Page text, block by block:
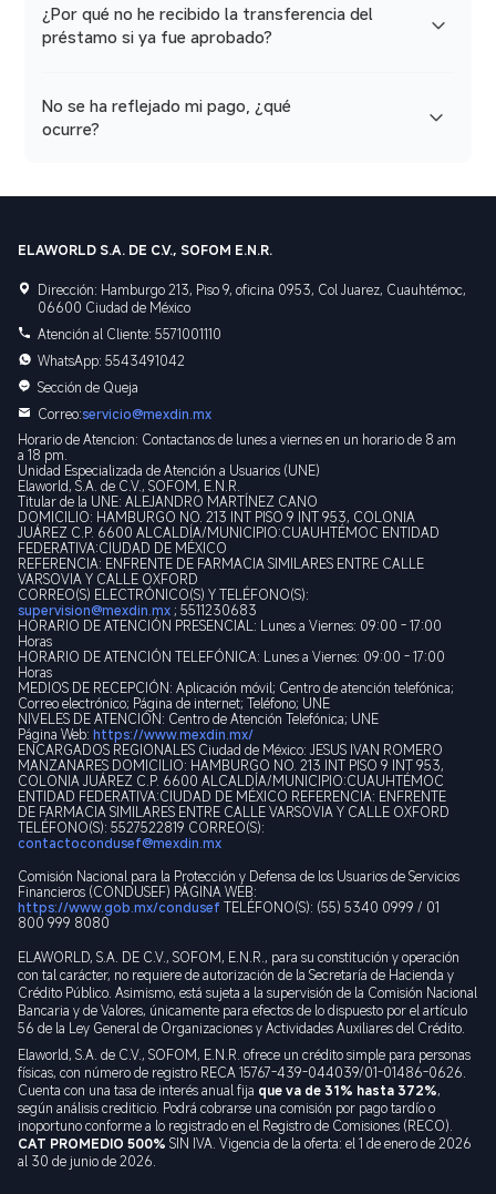
¿Por qué no he recibido la transferencia del
préstamo si ya fue aprobado?
No se ha reflejado mi pago, ¿qué
ocurre?
ELAWORLD S.A. DE C.V., SOFOM E.N.R.
Dirección: Hamburgo 213, Piso 9, oficina 0953, Col Juarez, Cuauhtémoc,
06600 Ciudad de México
Atención al Cliente: 5571001110
WhatsApp: 5543491042
Sección de Queja
Correo:servicio@mexdin.mx
Horario de Atencion: Contactanos de lunes a viernes en un horario de 8 am
a 18 pm.
Unidad Especializada de Atención a Usuarios (UNE)
Elaworld, S.A. de C.V., SOFOM, E.N.R.
Titular de la UNE: ALEJANDRO MARTÍNEZ CANO
DOMICILIO: HAMBURGO NO. 213 INT PISO 9 INT 953, COLONIA
JUÁREZ C.P. 6600 ALCALDÍA/MUNICIPIO:CUAUHTÉMOC ENTIDAD
FEDERATIVA:CIUDAD DE MÉXICO
REFERENCIA: ENFRENTE DE FARMACIA SIMILARES ENTRE CALLE
VARSOVIA Y CALLE OXFORD
CORREO(S) ELECTRÓNICO(S) Y TELÉFONO(S):
supervision@mexdin.mx ; 5511230683
HORARIO DE ATENCIÓN PRESENCIAL: Lunes a Viernes: 09:00 - 17:00
Horas
HORARIO DE ATENCIÓN TELEFÓNICA: Lunes a Viernes: 09:00 - 17:00
Horas
MEDIOS DE RECEPCIÓN: Aplicación móvil; Centro de atención telefónica;
Correo electrónico; Página de internet; Teléfono; UNE
NIVELES DE ATENCIÓN: Centro de Atención Telefónica; UNE
Página Web: https://www.mexdin.mx/
ENCARGADOS REGIONALES Ciudad de México: JESUS IVAN ROMERO
MANZANARES DOMICILIO: HAMBURGO NO. 213 INT PISO 9 INT 953,
COLONIA JUÁREZ C.P. 6600 ALCALDÍA/MUNICIPIO:CUAUHTÉMOC
ENTIDAD FEDERATIVA:CIUDAD DE MÉXICO REFERENCIA: ENFRENTE
DE FARMACIA SIMILARES ENTRE CALLE VARSOVIA Y CALLE OXFORD
TELÉFONO(S): 5527522819 CORREO(S):
contactocondusef@mexdin.mx
Comisión Nacional para la Protección y Defensa de los Usuarios de Servicios
Financieros (CONDUSEF) PÁGINA WEB:
https://www.gob.mx/condusef TELÉFONO(S): (55) 5340 0999 / 01
800 999 8080
ELAWORLD, S.A. DE C.V., SOFOM, E.N.R., para su constitución y operación
con tal carácter, no requiere de autorización de la Secretaría de Hacienda y
Crédito Público. Asimismo, está sujeta a la supervisión de la Comisión Nacional
Bancaria y de Valores, únicamente para efectos de lo dispuesto por el artículo
56 de la Ley General de Organizaciones y Actividades Auxiliares del Crédito.
Elaworld, S.A. de C.V., SOFOM, E.N.R. ofrece un crédito simple para personas
físicas, con número de registro RECA 15767-439-044039/01-01486-0626.
Cuenta con una tasa de interés anual fija que va de 31% hasta 372%,
según análisis crediticio. Podrá cobrarse una comisión por pago tardío o
inoportuno conforme a lo registrado en el Registro de Comisiones (RECO).
CAT PROMEDIO 500% SIN IVA. Vigencia de la oferta: el 1 de enero de 2026
al 30 de junio de 2026.